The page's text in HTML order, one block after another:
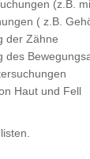
(z.B.
( z.B.
der Zähne
des
Haut und Fell